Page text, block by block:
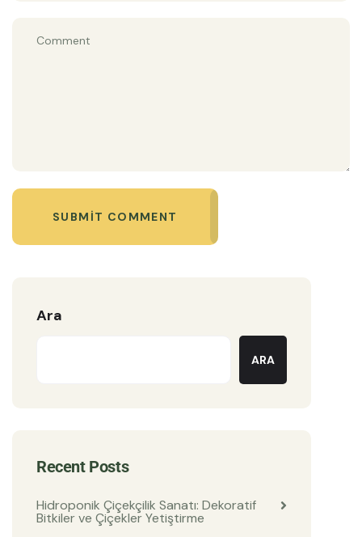
SUBMIT COMMENT
Ara
ARA
Recent Posts
Hidroponik Çiçekçilik Sanatı: Dekoratif
Bitkiler ve Çiçekler Yetiştirme